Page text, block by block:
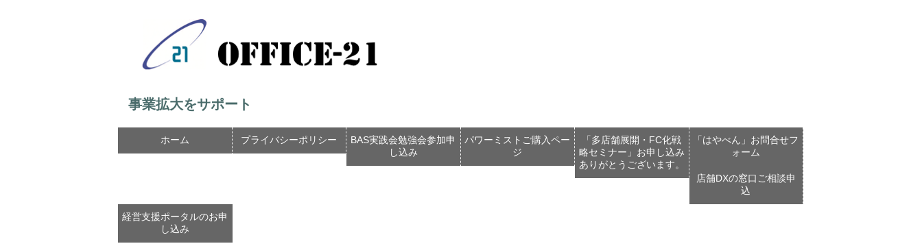
事業拡大をサポート
ホーム プライバシーポリシー
BAS実践会勉強会参加申
し込み
パワーミストご購入ペー
ジ
「多店舗展開・FC化戦
略セミナー」お申し込み
ありがとうございます。
「はやべん」お問合せフ
ォーム
店舗DXの窓口ご相談申
込
経営支援ポータルのお申
し込み